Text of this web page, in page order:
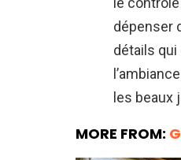
dépenser
détails
les beaux
MORE FROM: